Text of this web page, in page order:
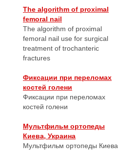
The algorithm of proximal
femoral nail
The algorithm of proximal
femoral nail use for surgical
treatment of trochanteric
fractures
Фиксации при переломах
костей голени
Фиксации при переломах
костей голени
Мультфильм ортопеды
Киева, Украина
Мультфильм ортопеды Киева,